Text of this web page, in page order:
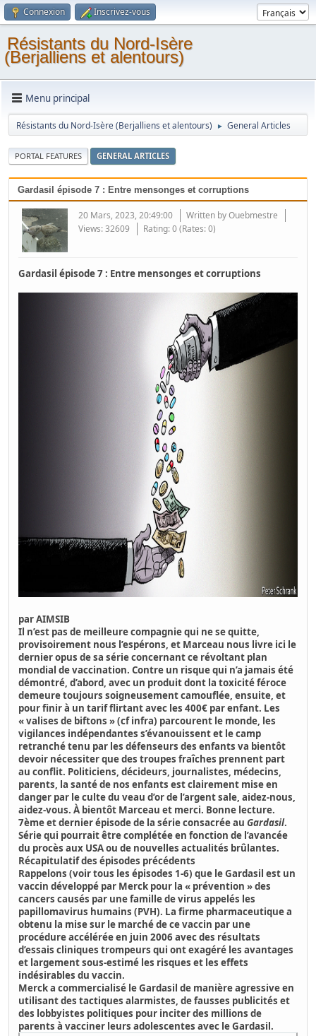
Connexion Inscrivez-vous
Résistants du Nord-Isère
(Berjalliens et alentours)
Menu principal
Résistants du Nord-Isère (Berjalliens et alentours) ► General Articles
PORTAL FEATURES GENERAL ARTICLES
Gardasil épisode 7 : Entre mensonges et corruptions
20 Mars, 2023, 20:49:00 Written byOuebmestre
Views: 32609
Rating: 0 (Rates: 0)
Gardasil épisode 7 : Entre mensonges et corruptions
parAIMSIB
Il n’est pas de meilleure compagnie qui ne se quitte,
provisoirement nous l’espérons, et Marceau nous livre ici le
dernier opus de sa série concernant ce révoltant plan
mondial de vaccination. Contre un risque qui n’a jamais été
démontré, d’abord, avec un produit dont la toxicité féroce
demeure toujours soigneusement camouflée, ensuite, et
pour finir à un tarif flirtant avec les 400€ par enfant. Les
« valises de biftons » (cf infra) parcourent le monde, les
vigilances indépendantes s’évanouissent et le camp
retranché tenu par les défenseurs des enfants va bientôt
devoir nécessiter que des troupes fraîches prennent part
au conflit. Politiciens, décideurs, journalistes, médecins,
parents, la santé de nos enfants est clairement mise en
danger par le culte du veau d’or de l’argent sale, aidez-nous,
aidez-vous. À bientôt Marceau et merci. Bonne lecture.
7ème et dernier épisode de la série consacrée auGardasil.
Série qui pourrait être complétée en fonction de l’avancée
du procès aux USA ou de nouvelles actualités brûlantes.
Récapitulatif des épisodes précédents
Rappelons (voir tous les épisodes 1-6) que leGardasil est un
vaccin développé par Merck pour la « prévention » des
cancers causés par une famille de virus appelés les
papillomavirus humains (PVH). La firme pharmaceutique a
obtenu la mise sur le marché de ce vaccin par une
procédure accélérée en juin 2006avec des résultats
d’essais cliniques trompeurs qui ontexagéré les avantages
et largement sous-estimé les risques et les effets
indésirables du vaccin.
Merck a commercialisé le Gardasil de manière agressive en
utilisant des tactiques alarmistes, de fausses publicités et
des lobbyistes politiques pour inciter des millions de
parents à vacciner leurs adolescentes avec le Gardasil.